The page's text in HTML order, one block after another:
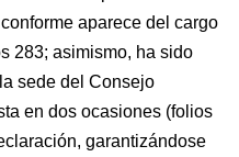
aparece del cargo
283; asimismo, ha sido
sede del Consejo
en dos ocasiones (folios
garantizándose